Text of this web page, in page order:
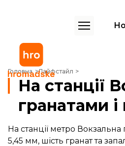
Головна Лайфстайл
На станції Вокзальна затримали
На станції
гранатами
На станції метро
5,45 мм, шість гранат та